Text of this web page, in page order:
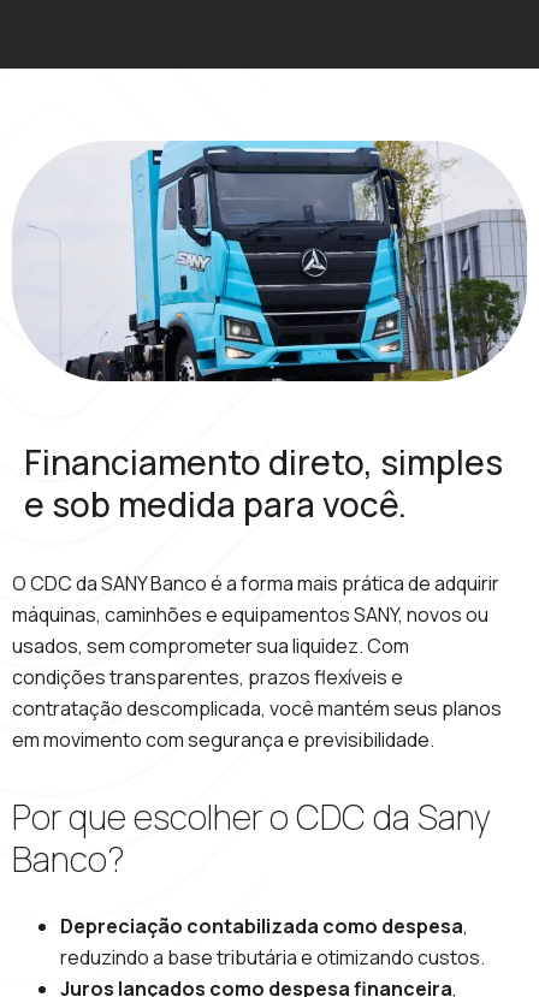
Financiamento direto, simples
e sob medida para você.
O CDC da SANY Banco é a forma mais prática de adquirir
máquinas, caminhões e equipamentos SANY, novos ou
usados, sem comprometer sua liquidez. Com
condições transparentes, prazos flexíveis e
contratação descomplicada, você mantém seus planos
em movimento com segurança e previsibilidade.
Por que escolher o CDC da Sany
Banco?
Depreciação contabilizada como despesa,
reduzindo a base tributária e otimizando custos.
Juros lançados como despesa financeira,